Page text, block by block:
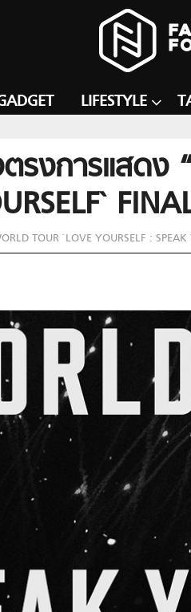
LIFESTYLE
รงการแสดง
TOUR `LOVE YOURSELF : SPEAK